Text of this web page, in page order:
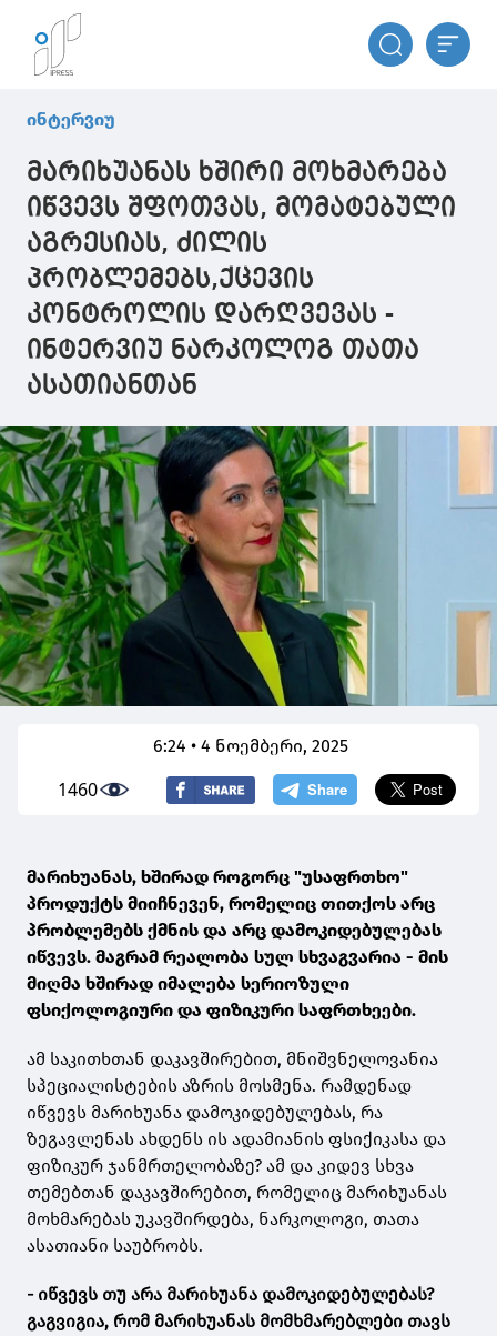
ინტერვიუ
მარიხუანას ხშირი მოხმარება
იწვევს შფოთვას, მომატებული
აგრესიას, ძილის
პრობლემებს,ქცევის
კონტროლის დარღვევას -
ინტერვიუ ნარკოლოგ თათა
ასათიანთან
6:24 • 4 ნოემბერი, 2025
1460
მარიხუანას, ხშირად როგორც "უსაფრთხო"
პროდუქტს მიიჩნევენ, რომელიც თითქოს არც
პრობლემებს ქმნის და არც დამოკიდებულებას
იწვევს. მაგრამ რეალობა სულ სხვაგვარია - მის
მიღმა ხშირად იმალება სერიოზული
ფსიქოლოგიური და ფიზიკური საფრთხეები.
ამ საკითხთან დაკავშირებით, მნიშვნელოვანია
სპეციალისტების აზრის მოსმენა. რამდენად
იწვევს მარიხუანა დამოკიდებულებას, რა
ზეგავლენას ახდენს ის ადამიანის ფსიქიკასა და
ფიზიკურ ჯანმრთელობაზე? ამ და კიდევ სხვა
თემებთან დაკავშირებით, რომელიც მარიხუანას
მოხმარებას უკავშირდება, ნარკოლოგი, თათა
ასათიანი საუბრობს.
- იწვევს თუ არა მარიხუანა დამოკიდებულებას?
გაგვიგია, რომ მარიხუანას მომხმარებლები თავს